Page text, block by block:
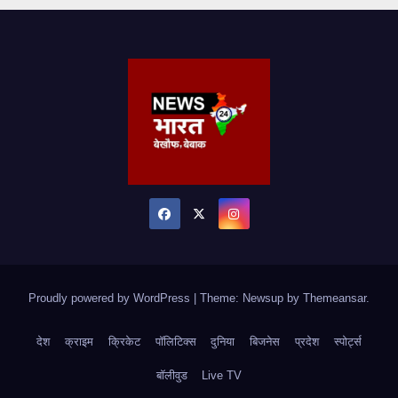
Proudly powered by WordPress Theme: Newsup by Themeansar.
देश क्राइम क्रिकेट पॉलिटिक्स दुनिया बिजनेस प्रदेश स्पोर्ट्स
बॉलीवुड Live TV